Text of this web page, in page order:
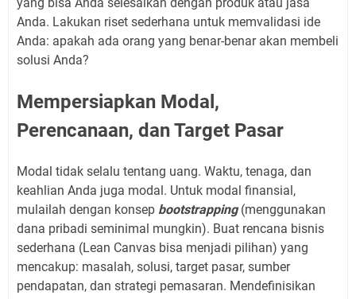
Anda. Lakukan riset sederhana untuk memvalidasi ide
Anda: apakah ada orang yang benar-benar akan membeli
solusi Anda?
Mempersiapkan Modal,
Perencanaan, dan Target Pasar
Modal tidak selalu tentang uang. Waktu, tenaga, dan
keahlian Anda juga modal. Untuk modal finansial,
mulailah dengan konsep bootstrapping(menggunakan
dana pribadi seminimal mungkin). Buat rencana bisnis
sederhana (Lean Canvas bisa menjadi pilihan) yang
mencakup: masalah, solusi, target pasar, sumber
pendapatan, dan strategi pemasaran. Mendefinisikan